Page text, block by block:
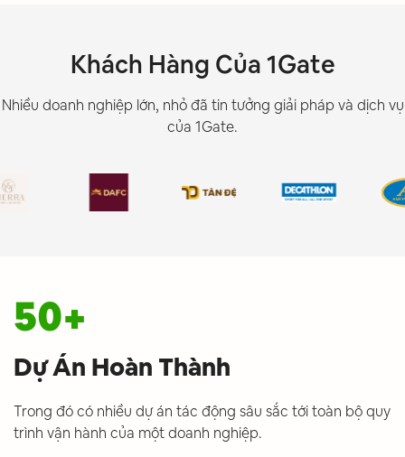
Khách Hàng Của 1Gate
Nhiều doanh nghiệp lớn, nhỏ đã tin tưởng giải pháp và dịch vụ
của 1Gate.
50+
Dự Án Hoàn Thành
Trong đó có nhiều dự án tác động sâu sắc tới toàn bộ quy
trình vận hành của một doanh nghiệp.